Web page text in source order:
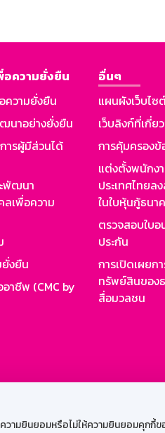
ยินยอมหรือไม่ให้ความยินยอมคุกกี้ข
ความยั่งยืน
วามยั่งยืน
นาอย่างยั่งยืน
ารผู้มีส่วนได้
พัฒนา
เพื่อความ
งยืน
อาชีพ (CMC by
อื่นๆ
แผนผังเว็บไซ
เว็บลิงก์ที่เกี่ย
การคุ้มครอง
แต่งตั้งพนักง
ประเทศไทยล
ในใบหุ้นกู้ธนา
ตรวจสอบใบ
ประกัน
การเปิดเผยก
ทรัพย์สินของ
สื่อมวลชน